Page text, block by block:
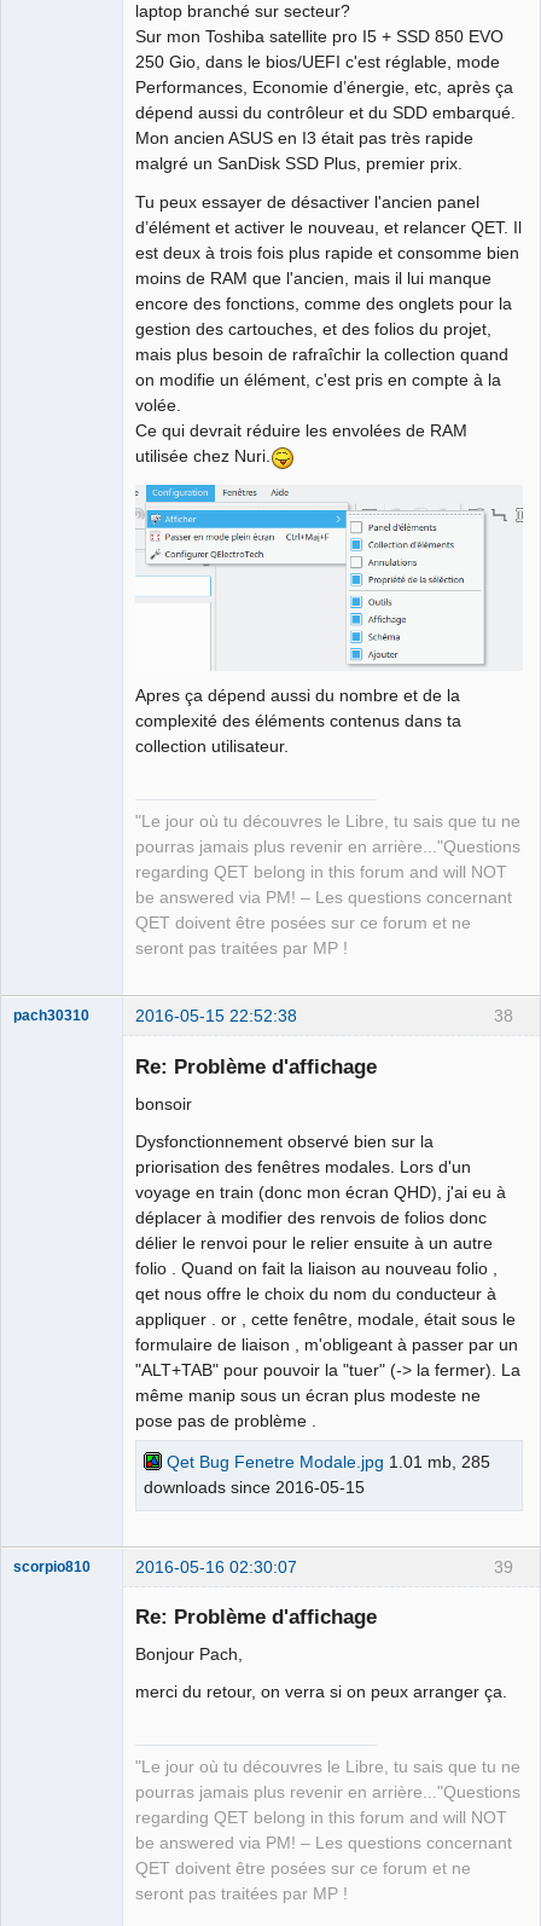
laptop branché sur secteur?
Sur mon Toshiba satellite pro I5 + SSD 850 EVO
250 Gio, dans le bios/UEFI c'est réglable, mode
Performances, Economie d’énergie, etc, après ça
dépend aussi du contrôleur et du SDD embarqué.
Mon ancien ASUS en I3 était pas très rapide
malgré un SanDisk SSD Plus, premier prix.
Tu peux essayer de désactiver l'ancien panel
d’élément et activer le nouveau, et relancer QET. Il
est deux à trois fois plus rapide et consomme bien
moins de RAM que l'ancien, mais il lui manque
encore des fonctions, comme des onglets pour la
gestion des cartouches, et des folios du projet,
mais plus besoin de rafraîchir la collection quand
on modifie un élément, c'est pris en compte à la
volée.
Ce qui devrait réduire les envolées de RAM
utilisée chez Nuri.
Apres ça dépend aussi du nombre et de la
complexité des éléments contenus dans ta
collection utilisateur.
"Le jour où tu découvres le Libre, tu sais que tu ne
pourras jamais plus revenir en arrière..."Questions
regarding QET belong in this forum and will NOT
be answered via PM! – Les questions concernant
QET doivent être posées sur ce forum et ne
seront pas traitées par MP !
38
pach30310 2016-05-15 22:52:38
Re: Problème d'affichage
bonsoir
Dysfonctionnement observé bien sur la
priorisation des fenêtres modales. Lors d'un
voyage en train (donc mon écran QHD), j'ai eu à
déplacer à modifier des renvois de folios donc
délier le renvoi pour le relier ensuite à un autre
folio . Quand on fait la liaison au nouveau folio ,
qet nous offre le choix du nom du conducteur à
appliquer . or , cette fenêtre, modale, était sous le
formulaire de liaison , m'obligeant à passer par un
"ALT+TAB" pour pouvoir la "tuer" (-> la fermer). La
même manip sous un écran plus modeste ne
pose pas de problème .
Qet Bug Fenetre Modale.jpg 1.01 mb, 285
downloads since 2016-05-15
39
scorpio810 2016-05-16 02:30:07
Re: Problème d'affichage
Bonjour Pach,
merci du retour, on verra si on peux arranger ça.
"Le jour où tu découvres le Libre, tu sais que tu ne
pourras jamais plus revenir en arrière..."Questions
regarding QET belong in this forum and will NOT
be answered via PM! – Les questions concernant
QET doivent être posées sur ce forum et ne
seront pas traitées par MP !